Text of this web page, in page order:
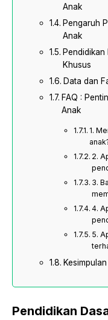
Anak
Pengaruh
Anak
Khusus
Data dan
FAQ :
Anak
1.
2.
3.
4.
5.
Kesimpulan
Pendidikan